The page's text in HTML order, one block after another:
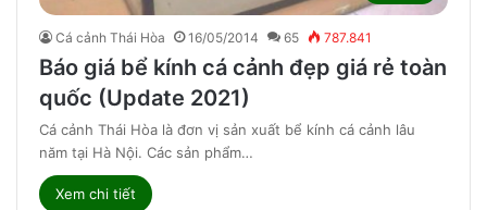
Cá cảnh Thái Hòa 16/05/2014 65 787.841
Báo giá bể kính cá cảnh đẹp giá rẻ toàn
quốc (Update 2021)
Cá cảnh Thái Hòa là đơn vị sản xuất bể kính cá cảnh lâu
năm tại Hà Nội. Các sản phẩm…
Xem chi tiết